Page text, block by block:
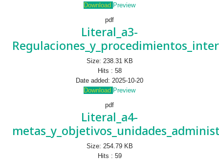
Download Preview
pdf
Literal_a3-
Size: 238.31 KB
Hits : 58
Date added: 2025-10-20
Download Preview
pdf
Literal_a4-
Size: 254.79 KB
Hits : 59